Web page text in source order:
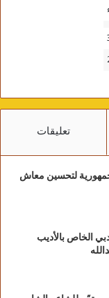
تعليقات
لتحسين معاش
الخاص بالأديب